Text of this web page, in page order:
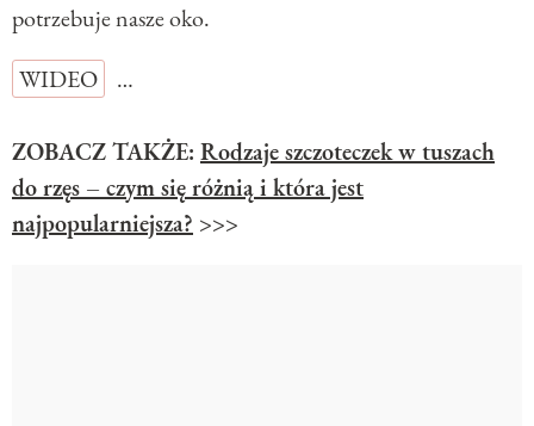
potrzebuje nasze oko.
WIDEO
…
ZOBACZ TAKŻE: Rodzaje szczoteczek w tuszach
do rzęs – czym się różnią i która jest
najpopularniejsza? >>>